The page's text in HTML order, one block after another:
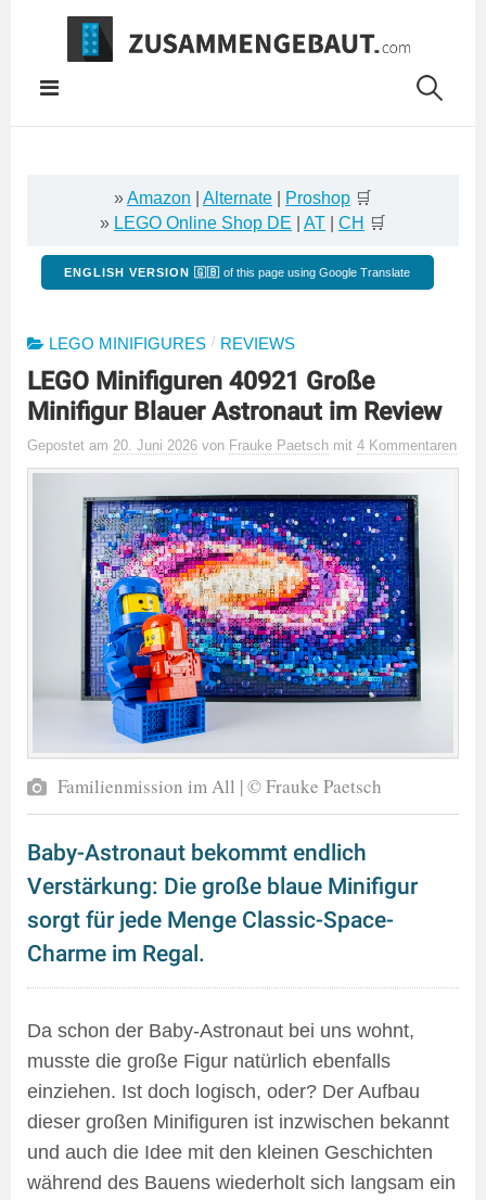
Springe
Inhalt
»Amazon Alternate Proshop 🛒
» LEGO Online Shop DE AT CH 🛒
ENGLISH VERSION 🇬🇧 of this page using Google Translate
LEGO MINIFIGURES / REVIEWS
LEGO Minifiguren 40921 Große
Minifigur Blauer Astronaut im Review
Gepostet am 20. Juni 2026 von Frauke Paetsch mit 4 Kommentaren
Familienmission im All | © Frauke Paetsch
Baby-Astronaut bekommt endlich
Verstärkung: Die große blaue Minifigur
sorgt für jede Menge Classic-Space-
Charme im Regal.
Da schon der Baby-Astronaut bei uns wohnt,
musste die große Figur natürlich ebenfalls
einziehen. Ist doch logisch, oder? Der Aufbau
dieser großen Minifiguren ist inzwischen bekannt
und auch die Idee mit den kleinen Geschichten
während des Bauens wiederholt sich langsam ein